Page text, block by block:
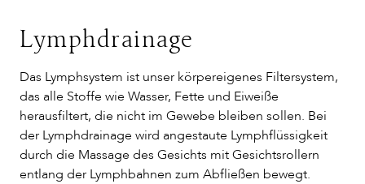
Lymphdrainage
Das Lymphsystem ist unser körpereigenes Filtersystem,
das alle Stoffe wie Wasser, Fette und Eiweiße
herausfiltert, die nicht im Gewebe bleiben sollen. Bei
der Lymphdrainage wird angestaute Lymphflüssigkeit
durch die Massage des Gesichts mit Gesichtsrollern
entlang der Lymphbahnen zum Abfließen bewegt.